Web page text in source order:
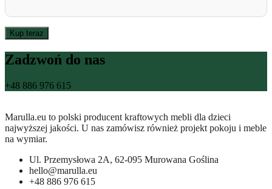
-
naturalny
pościel
listki
Kup teraz
Zadzwoń do nas
+48 886 976 615
Marulla.eu to polski producent kraftowych mebli dla dzieci
najwyższej jakości. U nas zamówisz również projekt pokoju i meble
na wymiar.
Ul. Przemysłowa 2A, 62-095 Murowana Goślina
hello@marulla.eu
+48 886 976 615